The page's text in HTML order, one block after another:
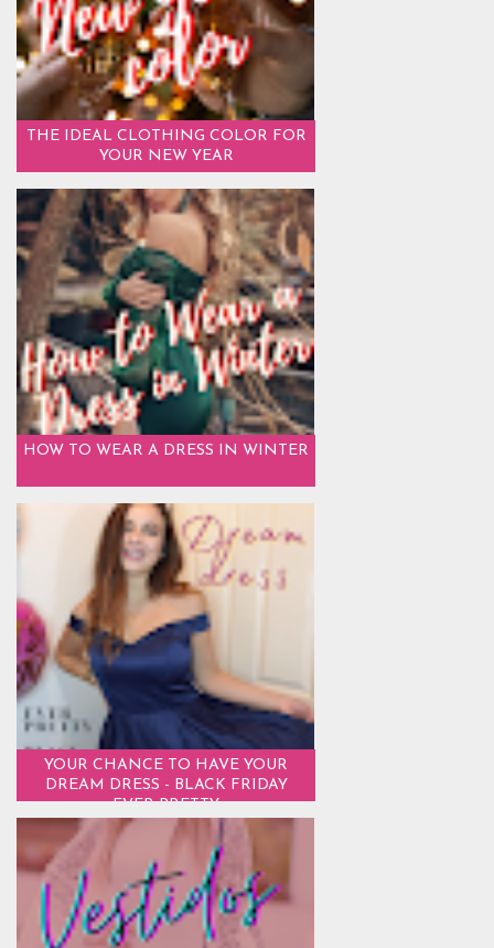
THE IDEAL CLOTHING COLOR FOR
YOUR NEW YEAR
HOW TO WEAR A DRESS IN WINTER
YOUR CHANCE TO HAVE YOUR
DREAM DRESS - BLACK FRIDAY
EVER PRETTY